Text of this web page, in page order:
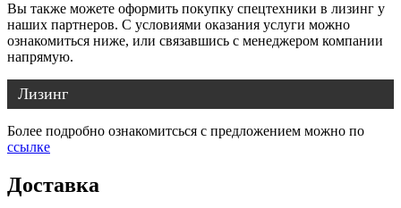
Вы также можете оформить покупку спецтехники в лизинг у
наших партнеров. С условиями оказания услуги можно
ознакомиться ниже, или связавшись с менеджером компании
напрямую.
Лизинг
Более подробно ознакомитсься с предложением можно по
ссылке
Доставка